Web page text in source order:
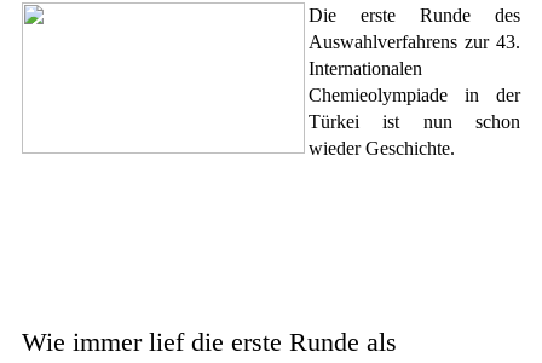
Die erste Runde des
Auswahlverfahrens zur 43.
Internationalen
Chemieolympiade in der
Türkei ist nun schon
wieder Geschichte.
Wie immer lief die erste Runde als